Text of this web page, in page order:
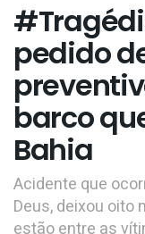
pedido
barco
Bahia
Acidente que
Deus, deixou oito
estão entre as